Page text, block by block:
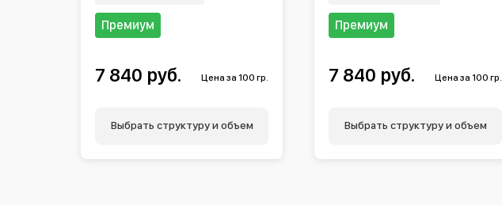
Премиум
7 840 руб. Цена за 100 гр.
Выбрать структуру и объем
Премиум
7 840 руб. Цена за 100 гр.
Выбрать структуру и объем